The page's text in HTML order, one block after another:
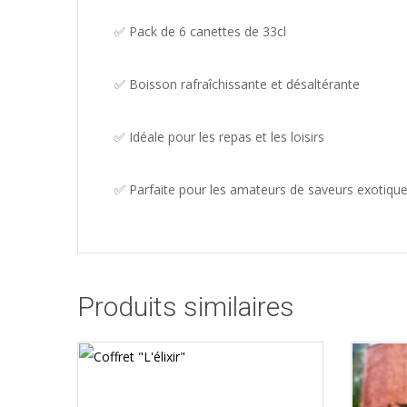
✅ Pack de 6 canettes de 33cl
✅ Boisson rafraîchissante et désaltérante
✅ Idéale pour les repas et les loisirs
✅ Parfaite pour les amateurs de saveurs
Produits similaires